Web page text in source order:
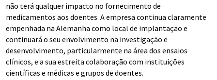
não terá qualquer impacto no fornecimento de
medicamentos aos doentes. A empresa continua claramente
empenhada na Alemanha como local de implantação e
continuará o seu envolvimento na investigação e
desenvolvimento, particularmente na área dos ensaios
clínicos, e a sua estreita colaboração com instituições
científicas e médicas e grupos de doentes.